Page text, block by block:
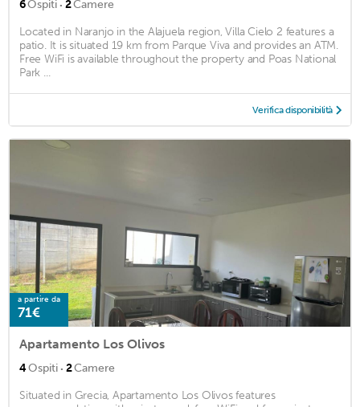
6Ospiti · 2Camere
Located in Naranjo in the Alajuela region, Villa Cielo 2 features a
patio. It is situated 19 km from Parque Viva and provides an ATM.
Free WiFi is available throughout the property and Poas National
Park ...
Verifica disponibilità
a partire da
71€
Apartamento Los Olivos
4Ospiti · 2Camere
Situated in Grecia, Apartamento Los Olivos features